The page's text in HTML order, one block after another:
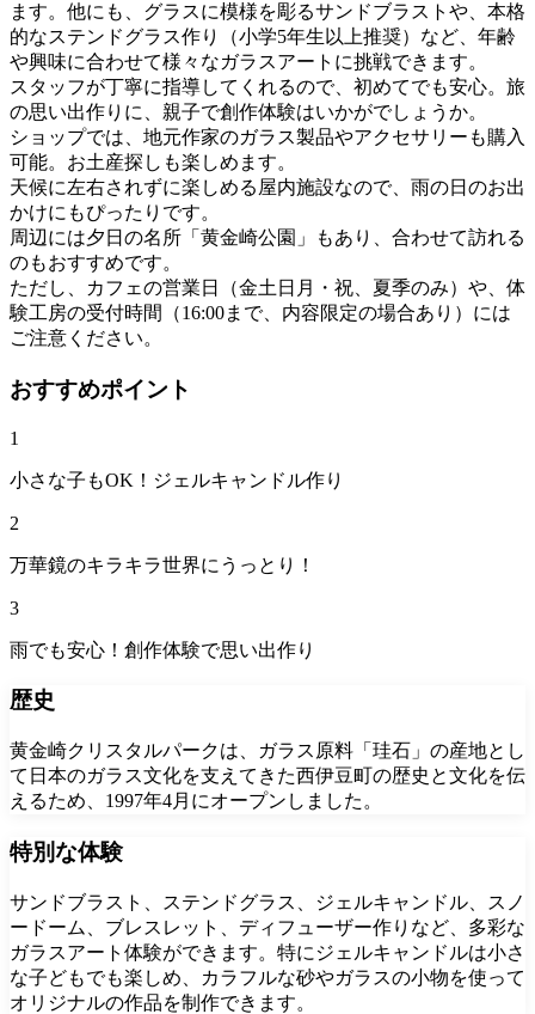
ます。他にも、グラスに模様を彫るサンドブラストや、本格
的なステンドグラス作り（小学5年生以上推奨）など、年齢
や興味に合わせて様々なガラスアートに挑戦できます。
スタッフが丁寧に指導してくれるので、初めてでも安心。旅
の思い出作りに、親子で創作体験はいかがでしょうか。
ショップでは、地元作家のガラス製品やアクセサリーも購入
可能。お土産探しも楽しめます。
天候に左右されずに楽しめる屋内施設なので、雨の日のお出
かけにもぴったりです。
周辺には夕日の名所「黄金崎公園」もあり、合わせて訪れる
のもおすすめです。
ただし、カフェの営業日（金土日月・祝、夏季のみ）や、体
験工房の受付時間（16:00まで、内容限定の場合あり）には
ご注意ください。
おすすめポイント
1
小さな子もOK！ジェルキャンドル作り
2
万華鏡のキラキラ世界にうっとり！
3
雨でも安心！創作体験で思い出作り
歴史
黄金崎クリスタルパークは、ガラス原料「珪石」の産地とし
て日本のガラス文化を支えてきた西伊豆町の歴史と文化を伝
えるため、1997年4月にオープンしました。
特別な体験
サンドブラスト、ステンドグラス、ジェルキャンドル、スノ
ードーム、ブレスレット、ディフューザー作りなど、多彩な
ガラスアート体験ができます。特にジェルキャンドルは小さ
な子どもでも楽しめ、カラフルな砂やガラスの小物を使って
オリジナルの作品を制作できます。